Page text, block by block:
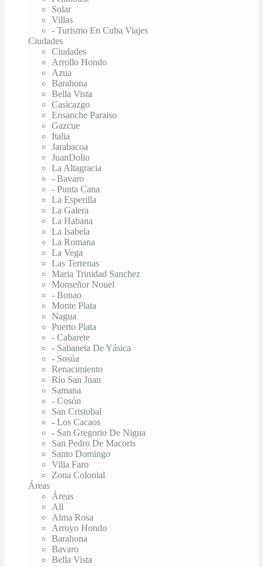
Solar
Villas
- Turismo En Cuba Viajes
Ciudades
Ciudades
Arrollo Hondo
Azua
Barahona
Bella Vista
Casicazgo
Ensanche Paraiso
Gazcue
Italia
Jarabacoa
JuanDolio
La Altagracia
- Bavaro
- Punta Cana
La Esperilla
La Galera
La Habana
La Isabela
La Romana
La Vega
Las Terrenas
Maria Trinidad Sanchez
Monseñor Nouel
- Bonao
Monte Plata
Nagua
Puerto Plata
- Cabarete
- Sabaneta De Yásica
- Sosúa
Renacimiento
Río San Juan
Samana
- Cosón
San Cristobal
- Los Cacaos
- San Gregorio De Nigua
San Pedro De Macoris
Santo Domingo
Villa Faro
Zona Colonial
Áreas
Áreas
All
Alma Rosa
Arroyo Hondo
Barahona
Bavaro
Bella Vista